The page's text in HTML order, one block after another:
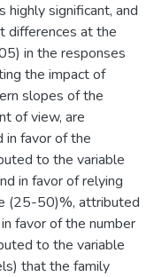
highly significant, and
differences at the
in the responses
the impact of
slopes of the
of view, are
in favor of the
to the variable
in favor of relying
(25-50)%, attributed
favor of the number
to the variable
that the family